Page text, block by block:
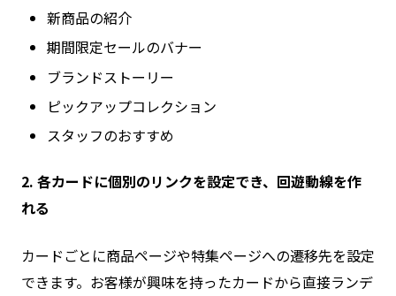
新商品の紹介
期間限定セールのバナー
ブランドストーリー
ピックアップコレクション
スタッフのおすすめ
2. 各カードに個別のリンクを設定でき、回遊動線を作
れる
カードごとに商品ページや特集ページへの遷移先を設定
できます。お客様が興味を持ったカードから直接ランデ